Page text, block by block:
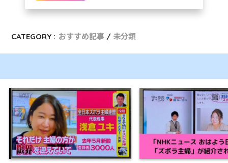
CATEGORY : おすすめ記事 未分類